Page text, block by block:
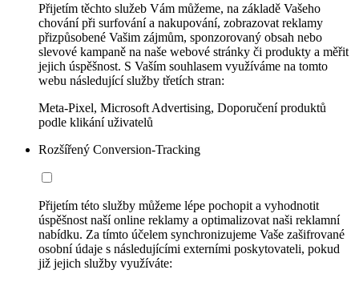
Přijetím těchto služeb Vám můžeme, na základě Vašeho
chování při surfování a nakupování, zobrazovat reklamy
přizpůsobené Vašim zájmům, sponzorovaný obsah nebo
slevové kampaně na naše webové stránky či produkty a měřit
jejich úspěšnost. S Vaším souhlasem využíváme na tomto
webu následující služby třetích stran:
Meta-Pixel, Microsoft Advertising, Doporučení produktů
podle klikání uživatelů
Rozšířený Conversion-Tracking
Přijetím této služby můžeme lépe pochopit a vyhodnotit
úspěšnost naší online reklamy a optimalizovat naši reklamní
nabídku. Za tímto účelem synchronizujeme Vaše zašifrované
osobní údaje s následujícími externími poskytovateli, pokud
již jejich služby využíváte: